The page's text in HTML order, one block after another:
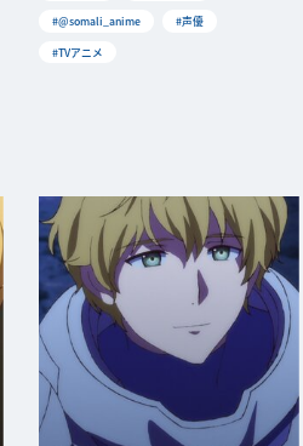
#@somali_anime
#声優
#TVアニメ